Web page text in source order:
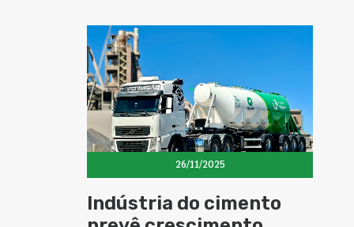
26/11/2025
Indústria do cimento